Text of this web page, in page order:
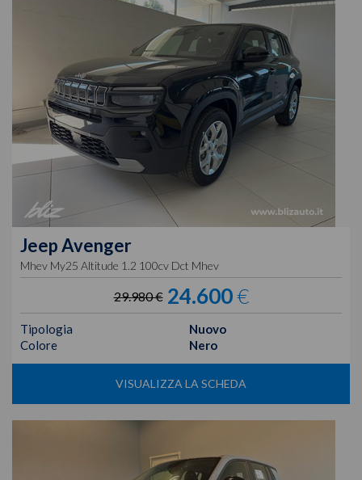
JeepAvenger
Mhev My25 Altitude 1.2 100cv Dct Mhev
29.980 € 24.600€
Tipologia
Nuovo
Colore
Nero
VISUALIZZA LA SCHEDA